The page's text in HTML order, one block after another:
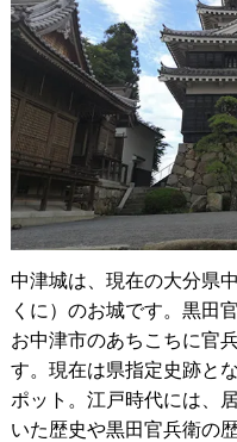
中津城は、現在の大分県
くに）のお城です。黒田
お中津市のあちこちに官
す。現在は県指定史跡と
ポット。江戸時代には、
いた歴史や黒田官兵衛の